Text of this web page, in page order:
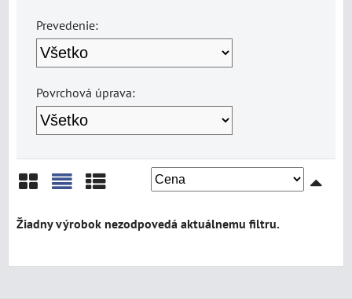
Prevedenie:
Povrchová úprava:
Mriežka